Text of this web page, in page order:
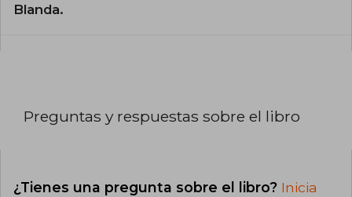
Blanda.
Preguntas y respuestas sobre el libro
¿Tienes una pregunta sobre el libro? Inicia